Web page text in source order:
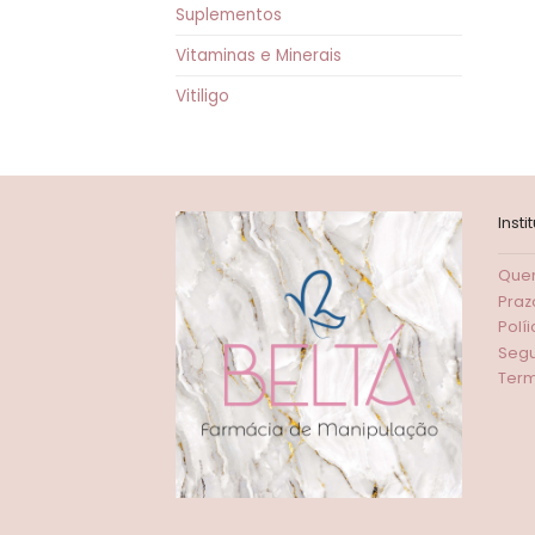
Suplementos
Vitaminas e Minerais
Vitiligo